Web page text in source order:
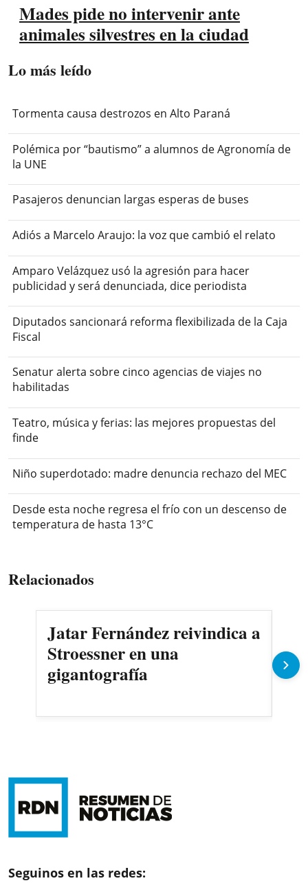
Mades pide no intervenir ante
animales silvestres en la ciudad
Lo más leído
Tormenta causa destrozos en Alto Paraná
Polémica por “bautismo” a alumnos de Agronomía de
la UNE
Pasajeros denuncian largas esperas de buses
Adiós a Marcelo Araujo: la voz que cambió el relato
Amparo Velázquez usó la agresión para hacer
publicidad y será denunciada, dice periodista
Diputados sancionará reforma flexibilizada de la Caja
Fiscal
Senatur alerta sobre cinco agencias de viajes no
habilitadas
Teatro, música y ferias: las mejores propuestas del
finde
Niño superdotado: madre denuncia rechazo del MEC
Desde esta noche regresa el frío con un descenso de
temperatura de hasta 13°C
Relacionados
Jatar Fernández reivindica a
Stroessner en una
gigantografía
Seguinos en las redes: